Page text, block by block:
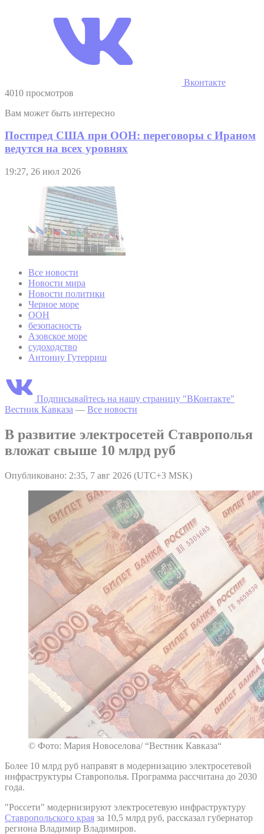
Вконтакте
4010 просмотров
Вам может быть интересно
Постпред США при ООН: переговоры с Ираном
ведутся на всех уровнях
19:27, 26 июл 2026
Все новости
Новости мира
Новости политики
Черное море
ООН
безопасность
Азовское море
судоходство
Антониу Гутерриш
Подписывайтесь на нашу страницу "ВКонтакте"
Вестник Кавказа — Все новости
В развитие электросетей Ставрополья
вложат свыше 10 млрд руб
Опубликовано: 2:35, 7 авг 2026 (UTC+3 MSK)
© Фото: Мария Новоселова/ “Вестник Кавказа“
Более 10 млрд руб направят в модернизацию электросетевой
инфраструктуры Ставрополья. Программа рассчитана до 2030
года.
"Россети" модернизируют электросетевую инфраструктуру
Ставропольского края за 10,5 млрд руб, рассказал губернатор
региона Владимир Владимиров.